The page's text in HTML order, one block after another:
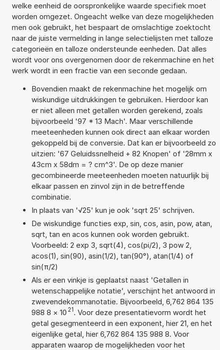
welke eenheid de oorspronkelijke waarde specifiek moet
worden omgezet. Ongeacht welke van deze mogelijkheden
men ook gebruikt, het bespaart de omslachtige zoektocht
naar de juiste vermelding in lange selectielijsten met talloze
categorieën en talloze ondersteunde eenheden. Dat alles
wordt voor ons overgenomen door de rekenmachine en het
werk wordt in een fractie van een seconde gedaan.
Bovendien maakt de rekenmachine het mogelijk om
wiskundige uitdrukkingen te gebruiken. Hierdoor kan
er niet alleen met getallen worden gerekend, zoals
bijvoorbeeld '97 * 13 Mach'. Maar verschillende
meeteenheden kunnen ook direct aan elkaar worden
gekoppeld bij de conversie. Dat kan er bijvoorbeeld zo
uitzien: '67 Geluidssnelheid + 82 Knopen' of '28mm x
43cm x 58dm = ? cm^3'. De op deze manier
gecombineerde meeteenheden moeten natuurlijk bij
elkaar passen en zinvol zijn in de betreffende
combinatie.
In plaats van '√25' kun je ook 'sqrt 25' schrijven.
De wiskundige functies exp, sin, cos, asin, pow, atan,
sqrt, tan en acos kunnen ook worden gebruikt.
Voorbeeld: 2 exp 3, sqrt(4), cos(pi/2), 3 pow 2,
acos(1), sin(90), asin(1/2), tan(90°), atan(1/4) of
sin(π/2)
Als er een vinkje is geplaatst naast 'Getallen in
wetenschappelijke notatie', verschijnt het antwoord in
zwevendekommanotatie. Bijvoorbeeld, 6,762 864 135
988 8 × 10 21. Voor deze presentatievorm wordt het
getal gesegmenteerd in een exponent, hier 21, en het
eigenlijke getal, hier 6,762 864 135 988 8. Voor
apparaten waarop de mogelijkheden voor het